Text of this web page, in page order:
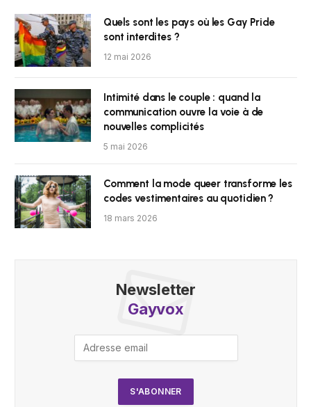
Quels sont les pays où les Gay Pride
sont interdites ?
12 mai 2026
Intimité dans le couple : quand la
communication ouvre la voie à de
nouvelles complicités
5 mai 2026
Comment la mode queer transforme les
codes vestimentaires au quotidien ?
18 mars 2026
Newsletter
Gayvox